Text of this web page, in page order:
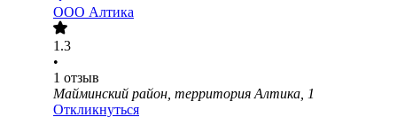
ООО Алтика
1.3
•
1 отзыв
Майминский район, территория Алтика, 1
Откликнуться